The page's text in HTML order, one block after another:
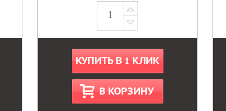
КУПИТЬ В 1 КЛИК
В КОРЗИНУ